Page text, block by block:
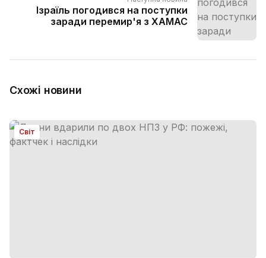
Ізраїль погодився на поступки
заради перемир'я з ХАМАС
Схожі новини
Світ